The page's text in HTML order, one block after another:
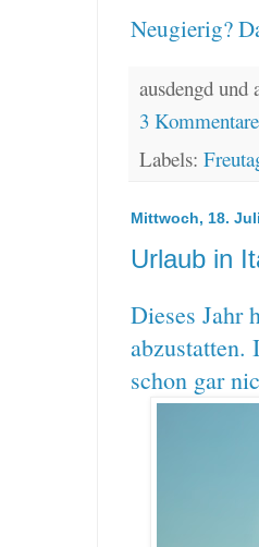
Neugierig?
ausdengd
3
Labels:
Mittwoch, 18.
Urlaub in
Dieses Jahr
abzustatten.
schon gar